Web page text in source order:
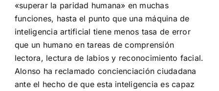
«superar la paridad humana» en muchas
funciones, hasta el punto que una máquina de
inteligencia artificial tiene menos tasa de error
que un humano en tareas de comprensión
lectora, lectura de labios y reconocimiento facial.
Alonso ha reclamado concienciación ciudadana
ante el hecho de que esta inteligencia es capaz